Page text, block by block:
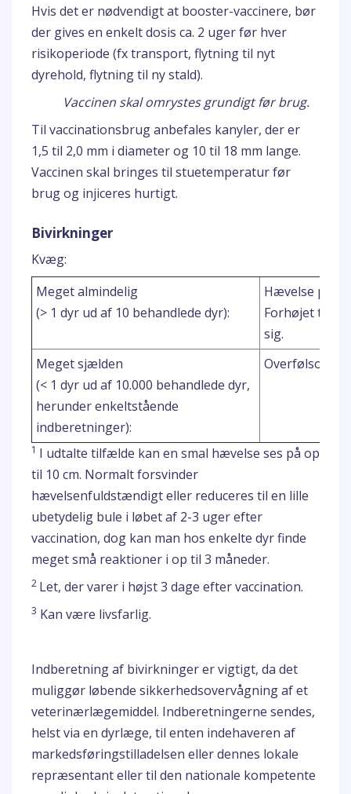
Hvis det er nødvendigt at booster-vaccinere, bør
der gives en enkelt dosis ca. 2 uger før hver
risikoperiode (fx transport, flytning til nyt
dyrehold, flytning til ny stald).
Vaccinen skal omrystes grundigt før brug.
Til vaccinationsbrug anbefales kanyler, der er
1,5 til 2,0 mm i diameter og 10 til 18 mm lange.
Vaccinen skal bringes til stuetemperatur før
brug og injiceres hurtigt.
Bivirkninger
Kvæg:
Meget almindelig
(> 1 dyr ud af 10 behandlede dyr):
Hævelse på
Forhøjet
sig.
Meget sjælden
(< 1 dyr ud af 10.000 behandlede dyr,
herunder enkeltstående
indberetninger):
1 I udtalte tilfælde kan en smal hævelse ses på op
til 10 cm. Normalt forsvinder
hævelsenfuldstændigt eller reduceres til en lille
ubetydelig bule i løbet af 2-3 uger efter
vaccination, dog kan man hos enkelte dyr finde
meget små reaktioner i op til 3 måneder.
2 Let, der varer i højst 3 dage efter vaccination.
3 Kan være livsfarlig.
Indberetning af bivirkninger er vigtigt, da det
muliggør løbende sikkerhedsovervågning af et
veterinærlægemiddel. Indberetningerne sendes,
helst via en dyrlæge, til enten indehaveren af
markedsføringstilladelsen eller dennes lokale
repræsentant eller til den nationale kompetente